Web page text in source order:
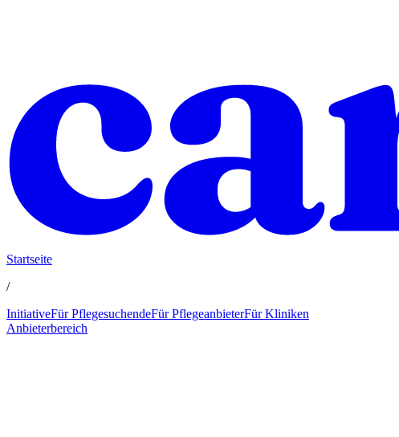
Startseite
/
InitiativeFür PflegesuchendeFür PflegeanbieterFür Kliniken
Anbieterbereich